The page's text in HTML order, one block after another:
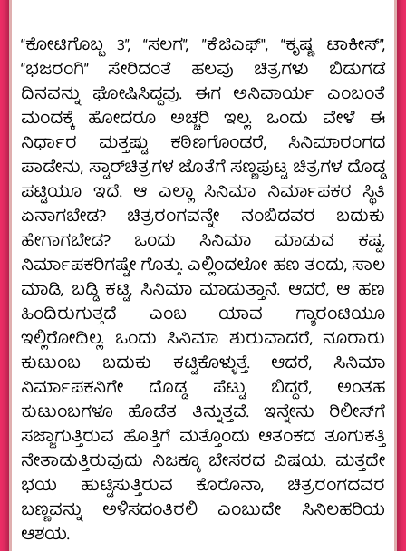
“ಕೋಟಿಗೊಬ್ಬ 3”, “ಸಲಗ”, ”ಕೆಜಿಎಫ್‌″, “ಕೃಷ್ಣ ಟಾಕೀಸ್‌”,
“ಭಜರಂಗಿ” ಸೇರಿದಂತೆ ಹಲವು ಚಿತ್ರಗಳು ಬಿಡುಗಡೆ
ದಿನವನ್ನು ಘೋಷಿಸಿದ್ದವು. ಈಗ ಅನಿವಾರ್ಯ ಎಂಬಂತೆ
ಮಂದಕ್ಕೆ ಹೋದರೂ ಅಚ್ಚರಿ ಇಲ್ಲ. ಒಂದು ವೇಳೆ ಈ
ನಿರ್ಧಾರ ಮತ್ತಷ್ಟು ಕಠಿಣಗೊಂಡರೆ, ಸಿನಿಮಾರಂಗದ
ಪಾಡೇನು, ಸ್ಟಾರ್‌ಚಿತ್ರಗಳ ಜೊತೆಗೆ ಸಣ್ಣಪುಟ್ಟ ಚಿತ್ರಗಳ ದೊಡ್ಡ
ಪಟ್ಟಿಯೂ ಇದೆ. ಆ ಎಲ್ಲಾ ಸಿನಿಮಾ ನಿರ್ಮಾಪಕರ ಸ್ಥಿತಿ
ಏನಾಗಬೇಡ? ಚಿತ್ರರಂಗವನ್ನೇ ನಂಬಿದವರ ಬದುಕು
ಹೇಗಾಗಬೇಡ? ಒಂದು ಸಿನಿಮಾ ಮಾಡುವ ಕಷ್ಟ,
ನಿರ್ಮಾಪಕರಿಗಷ್ಟೇ ಗೊತ್ತು. ಎಲ್ಲಿಂದಲೋ ಹಣ ತಂದು, ಸಾಲ
ಮಾಡಿ, ಬಡ್ಡಿ ಕಟ್ಟಿ, ಸಿನಿಮಾ ಮಾಡುತ್ತಾನೆ. ಆದರೆ, ಆ ಹಣ
ಹಿಂದಿರುಗುತ್ತದೆ ಎಂಬ ಯಾವ ಗ್ಯಾರಂಟಿಯೂ
ಇಲ್ಲಿರೋದಿಲ್ಲ. ಒಂದು ಸಿನಿಮಾ ಶುರುವಾದರೆ, ನೂರಾರು
ಕುಟುಂಬ ಬದುಕು ಕಟ್ಟಿಕೊಳ್ಳುತ್ತೆ. ಆದರೆ, ಸಿನಿಮಾ
ನಿರ್ಮಾಪಕನಿಗೇ ದೊಡ್ಡ ಪೆಟ್ಟು ಬಿದ್ದರೆ, ಅಂತಹ
ಕುಟುಂಬಗಳೂ ಹೊಡೆತ ತಿನ್ನುತ್ತವೆ. ಇನ್ನೇನು ರಿಲೀಸ್‌ಗೆ
ಸಜ್ಜಾಗುತ್ತಿರುವ ಹೊತ್ತಿಗೆ ಮತ್ತೊಂದು ಆತಂಕದ ತೂಗುಕತ್ತಿ
ನೇತಾಡುತ್ತಿರುವುದು ನಿಜಕ್ಕೂ ಬೇಸರದ ವಿಷಯ. ಮತ್ತದೇ
ಭಯ ಹುಟ್ಟಿಸುತ್ತಿರುವ ಕೊರೊನಾ, ಚಿತ್ರರಂಗದವರ
ಬಣ್ಣವನ್ನು ಅಳಿಸದಂತಿರಲಿ ಎಂಬುದೇ ಸಿನಿಲಹರಿಯ
ಆಶಯ.